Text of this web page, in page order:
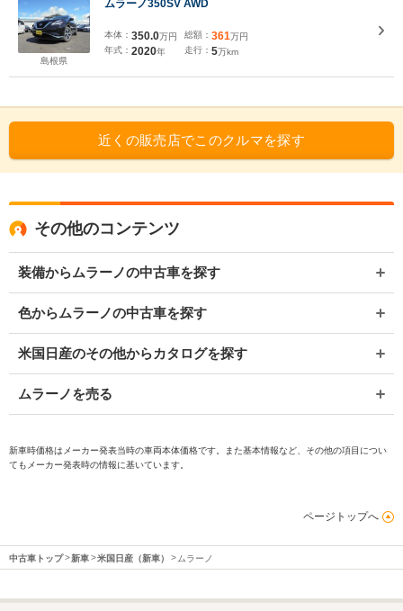
島根県
ムラーノ350SV AWD
本体： 350.0万円
年式： 2020年
総額： 361万円
走行： 5万km
近くの販売店でこのクルマを探す
その他のコンテンツ
装備からムラーノの中古車を探す
色からムラーノの中古車を探す
米国日産のその他からカタログを探す
ムラーノを売る
新車時価格はメーカー発表当時の車両本体価格です。また基本情報など、その他の項目につい
てもメーカー発表時の情報に基いています。
ページトップへ
中古車トップ 新車 米国日産（新車） ムラーノ